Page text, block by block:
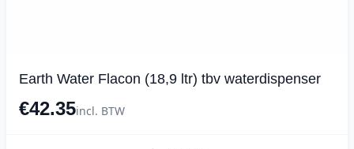
Earth Water Flacon (18,9 ltr) tbv waterdispenser
€42.35incl. BTW